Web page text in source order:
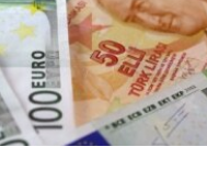
KITABXANASI
VƏ JURNALISTIKA